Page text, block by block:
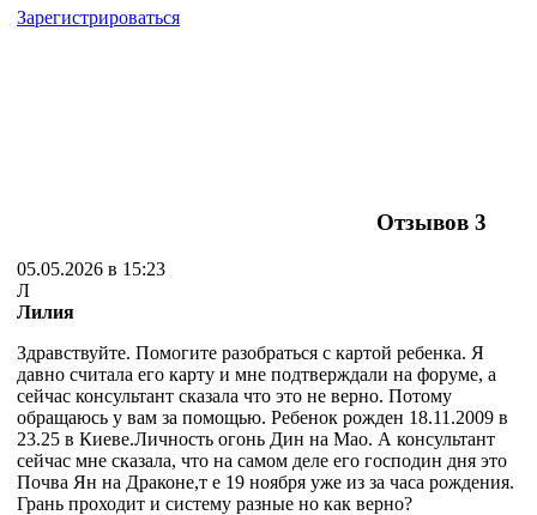
Зарегистрироваться
Отзывов 3
05.05.2026 в 15:23
Л
Лилия
Здравствуйте. Помогите разобраться с картой ребенка. Я
давно считала его карту и мне подтверждали на форуме, а
сейчас консультант сказала что это не верно. Потому
обращаюсь у вам за помощью. Ребенок рожден 18.11.2009 в
23.25 в Киеве.Личность огонь Дин на Мао. А консультант
сейчас мне сказала, что на самом деле его господин дня это
Почва Ян на Драконе,т е 19 ноября уже из за часа рождения.
Грань проходит и систему разные но как верно?